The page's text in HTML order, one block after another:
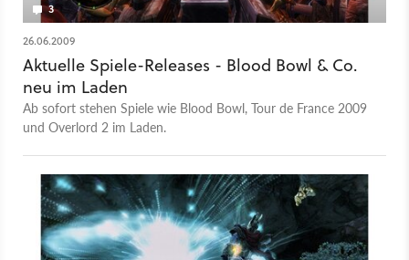
3
26.06.2009
Aktuelle Spiele-Releases - Blood Bowl & Co.
neu im Laden
Ab sofort stehen Spiele wie Blood Bowl, Tour de France 2009
und Overlord 2 im Laden.